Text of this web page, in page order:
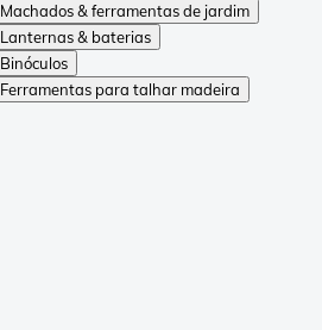
Machados & ferramentas de jardim
Lanternas & baterias
Binóculos
Ferramentas para talhar madeira